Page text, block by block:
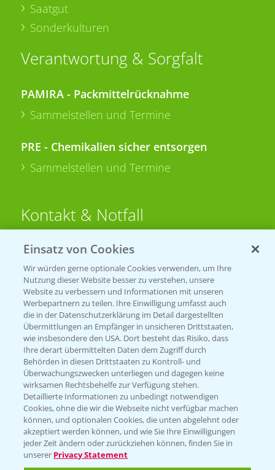
Saatgut
Sonderkulturen
Verantwortung & Sorgfalt
PAMIRA - Packmittelrücknahme
Sammelstellen und Termine
PRE - Chemikalien sicher entsorgen
Sammelstellen und Termine
Kontakt & Notfall
Beratung auf WhatsApp
T.+49 (0)174 346 564 1
KONTAKT
Hilfe in Notfällen
T.+49 (0)214/30-20220
Folgen Sie uns
Einsatz von Cookies
Wir würden gerne optionale Cookies verwenden, um Ihre
Nutzung dieser Website besser zu verstehen, unsere
Website zu verbessern und Informationen mit unseren
Werbepartnern zu teilen. Ihre Einwilligung umfasst auch
die in der Datenschutzerklärung im Detail dargestellten
Übermittlungen an Empfänger in unsicheren Drittstaaten,
wie insbesondere den USA. Dort besteht das Risiko, dass
Ihre derart übermittelten Daten dem Zugriff durch
Behörden in diesen Drittstaaten zu Kontroll- und
Überwachungszwecken unterliegen und dagegen keine
wirksamen Rechtsbehelfe zur Verfügung stehen.
Detaillierte Informationen zu unbedingt notwendigen
Cookies, ohne die wir die Webseite nicht verfügbar machen
können, und optionalen Cookies, die unten abgelehnt oder
akzeptiert werden können, und wie Sie Ihre Einwilligungen
jeder Zeit ändern oder zurückziehen können, finden Sie in
unserer Privacy Statement